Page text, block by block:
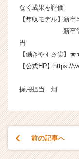
なく成果を評価
【年収モデル】新
新卒管理職：
円
【働きやすさ◎】
【公式HP】https://
採用担当 畑
前の記事へ